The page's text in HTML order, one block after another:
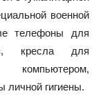
военной
телефоны для
кресла для
личной гигиены.